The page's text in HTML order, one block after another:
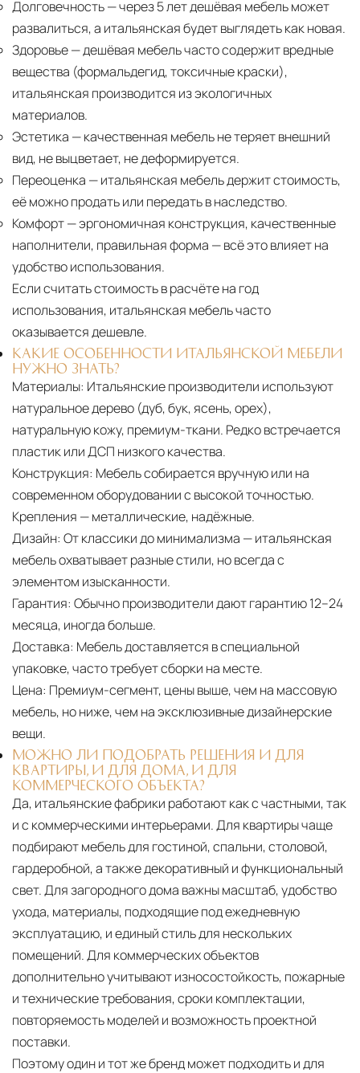
Долговечность— через 5 лет дешёвая мебель может
развалиться, а итальянская будет выглядеть как новая.
Здоровье— дешёвая мебель часто содержит вредные
вещества (формальдегид, токсичные краски),
итальянская производится из экологичных
материалов.
Эстетика — качественная мебель не теряет внешний
вид, не выцветает, не деформируется.
Переоценка — итальянская мебель держит стоимость,
её можно продать или передать в наследство.
Комфорт— эргономичная конструкция, качественные
наполнители, правильная форма — всё это влияет на
удобство использования.
Если считать стоимость в расчёте на год
использования, итальянская мебель часто
оказывается дешевле.
КАКИЕ ОСОБЕННОСТИ ИТАЛЬЯНСКОЙ МЕБЕЛИ
НУЖНО ЗНАТЬ?
Материалы: Итальянские производители используют
натуральное дерево (дуб, бук, ясень, орех),
натуральную кожу, премиум-ткани. Редко встречается
пластик или ДСП низкого качества.
Конструкция: Мебель собирается вручную или на
современном оборудовании с высокой точностью.
Крепления — металлические, надёжные.
Дизайн: От классики до минимализма — итальянская
мебель охватывает разные стили, но всегда с
элементом изысканности.
Гарантия: Обычно производители дают гарантию 12–24
месяца, иногда больше.
Доставка: Мебель доставляется в специальной
упаковке, часто требует сборки на месте.
Цена: Премиум-сегмент, цены выше, чем на массовую
мебель, но ниже, чем на эксклюзивные дизайнерские
вещи.
МОЖНО ЛИ ПОДОБРАТЬ РЕШЕНИЯ И ДЛЯ
КВАРТИРЫ, И ДЛЯ ДОМА, И ДЛЯ
КОММЕРЧЕСКОГО ОБЪЕКТА?
Да, итальянские фабрики работают как с частными, так
и с коммерческими интерьерами. Для квартиры чаще
подбирают мебель для гостиной, спальни, столовой,
гардеробной, а также декоративный и функциональный
свет. Для загородного дома важны масштаб, удобство
ухода, материалы, подходящие под ежедневную
эксплуатацию, и единый стиль для нескольких
помещений. Для коммерческих объектов
дополнительно учитывают износостойкость, пожарные
и технические требования, сроки комплектации,
повторяемость моделей и возможность проектной
поставки.
Поэтому один и тот же бренд может подходить и для